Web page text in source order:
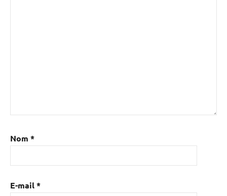
Nom *
E-mail*